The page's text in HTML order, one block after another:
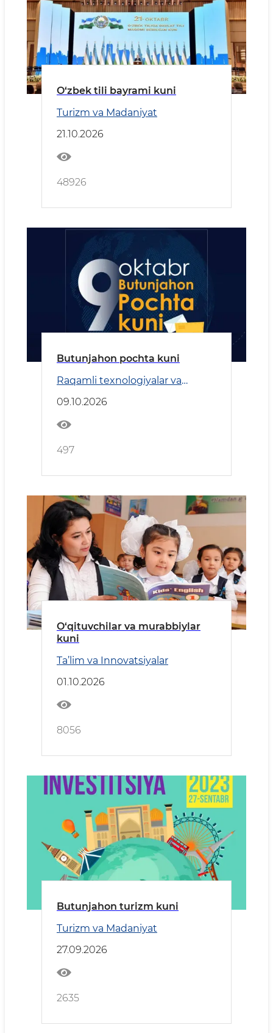
O‘zbek tili bayrami kuni
Turizm va Madaniyat
21.10.2026
48926
Butunjahon pochta kuni
Raqamli texnologiyalar va
09.10.2026
497
O‘qituvchilar va murabbiylar
kuni
Ta’lim va Innovatsiyalar
01.10.2026
8056
Butunjahon turizm kuni
Turizm va Madaniyat
27.09.2026
2635